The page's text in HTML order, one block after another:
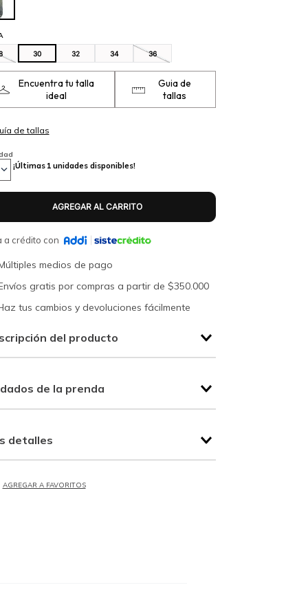
30 32 34 36
Encuentra tu talla
ideal
Guia de
tallas
¡Últimas 1 unidades disponibles!
a crédito con
medios de pago
gratis por compras a partir de $350.000
tus cambios y devoluciones fácilmente
del producto
de la prenda
detalles